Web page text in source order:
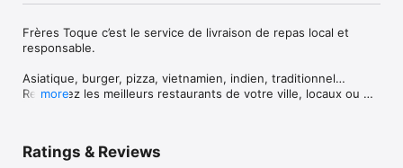
Frères Toque c’est le service de livraison de repas local et
responsable.
Asiatique, burger, pizza, vietnamien, indien, traditionnel…
Retrouvez les meilleurs restaurants de votre ville, locaux ou
Rentrez votre adresse et parcourez les restaurants ou les
more
Ratings & Reviews